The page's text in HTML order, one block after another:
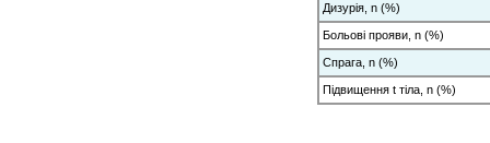
Дизурія, n (%)
Больові прояви, n (%)
Спрага, n (%)
Підвищення t тіла, n (%)